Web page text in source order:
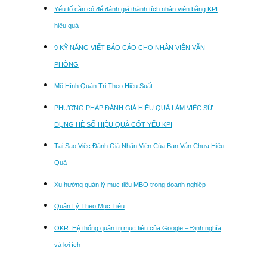
Yếu tố cần có để đánh giá thành tích nhân viên bằng KPI
hiệu quả
9 KỸ NĂNG VIẾT BÁO CÁO CHO NHÂN VIÊN VĂN
PHÒNG
Mô Hình Quản Trị Theo Hiệu Suất
PHƯƠNG PHÁP ĐÁNH GIÁ HIỆU QUẢ LÀM VIỆC SỬ
DỤNG HỆ SỐ HIỆU QUẢ CỐT YẾU KPI
Tại Sao Việc Đánh Giá Nhân Viên Của Bạn Vẫn Chưa Hiệu
Quả
Xu hướng quản lý mục tiêu MBO trong doanh nghiệp
Quản Lý Theo Mục Tiêu
OKR: Hệ thống quản trị mục tiêu của Google – Định nghĩa
và lợi ích